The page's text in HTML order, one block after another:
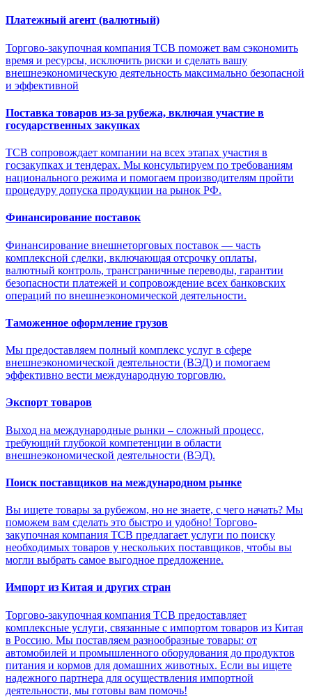
Платежный агент (валютный)
Торгово-закупочная компания ТСВ поможет вам сэкономить
время и ресурсы, исключить риски и сделать вашу
внешнеэкономическую деятельность максимально безопасной
и эффективной
Поставка товаров из-за рубежа, включая участие в
государственных закупках
ТСВ сопровождает компании на всех этапах участия в
госзакупках и тендерах. Мы консультируем по требованиям
национального режима и помогаем производителям пройти
процедуру допуска продукции на рынок РФ.
Финансирование поставок
Финансирование внешнеторговых поставок — часть
комплексной сделки, включающая отсрочку оплаты,
валютный контроль, трансграничные переводы, гарантии
безопасности платежей и сопровождение всех банковских
операций по внешнеэкономической деятельности.
Таможенное оформление грузов
Мы предоставляем полный комплекс услуг в сфере
внешнеэкономической деятельности (ВЭД) и помогаем
эффективно вести международную торговлю.
Экспорт товаров
Выход на международные рынки – сложный процесс,
требующий глубокой компетенции в области
внешнеэкономической деятельности (ВЭД).
Поиск поставщиков на международном рынке
Вы ищете товары за рубежом, но не знаете, с чего начать? Мы
поможем вам сделать это быстро и удобно! Торгово-
закупочная компания ТСВ предлагает услуги по поиску
необходимых товаров у нескольких поставщиков, чтобы вы
могли выбрать самое выгодное предложение.
Импорт из Китая и других стран
Торгово-закупочная компания ТСВ предоставляет
комплексные услуги, связанные с импортом товаров из Китая
в Россию. Мы поставляем разнообразные товары: от
автомобилей и промышленного оборудования до продуктов
питания и кормов для домашних животных. Если вы ищете
надежного партнера для осуществления импортной
деятельности, мы готовы вам помочь!